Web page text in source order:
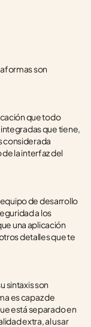
son
que todo
que tiene,
considerada
la interfaz del
de desarrollo
a los
una aplicación
detalles que te
sintaxis son
es capaz de
está separado en
extra, al usar